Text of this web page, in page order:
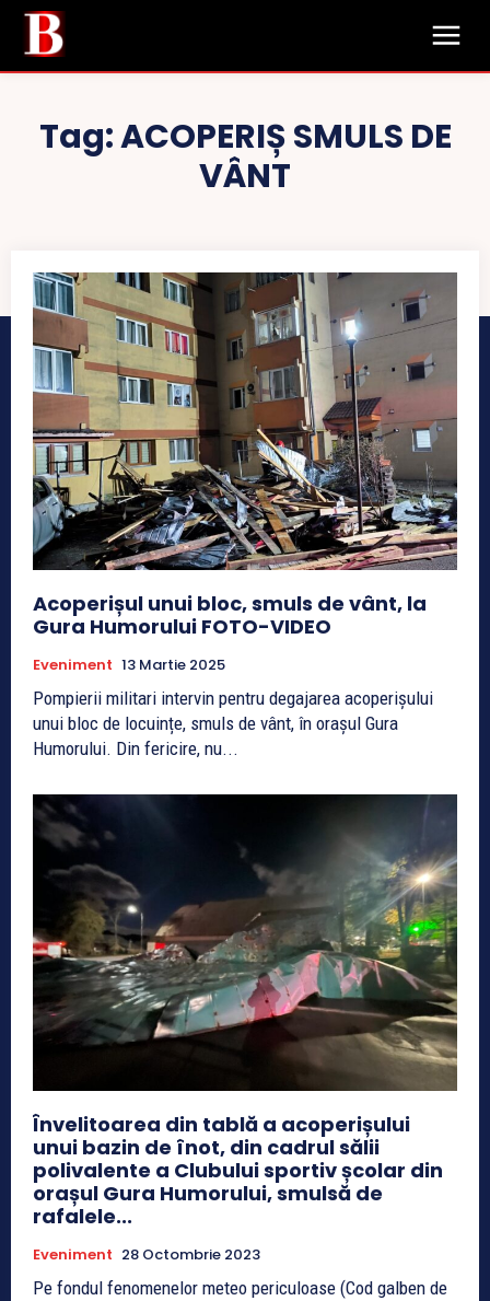
Tag:ACOPERIȘ SMULS DE
VÂNT
Acoperișul unui bloc, smuls de vânt, la
Gura Humorului FOTO-VIDEO
Eveniment 13 Martie 2025
Pompierii militari intervin pentru degajarea acoperișului
unui bloc de locuințe, smuls de vânt, în orașul Gura
Humorului. Din fericire, nu...
Învelitoarea din tablă a acoperișului
unui bazin de înot, din cadrul sălii
polivalente a Clubului sportiv școlar din
orașul Gura Humorului, smulsă de
rafalele...
Eveniment 28 Octombrie 2023
Pe fondul fenomenelor meteo periculoase (Cod galben de